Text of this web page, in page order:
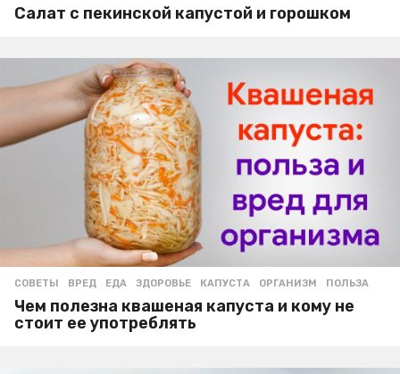
Салат с пекинской капустой и горошком
СОВЕТЫ ВРЕД ,ЕДА ,ЗДОРОВЬЕ ,КАПУСТА ,ОРГАНИЗМ ,ПОЛЬЗА
Чем полезна квашеная капуста и кому не
стоит ее употреблять